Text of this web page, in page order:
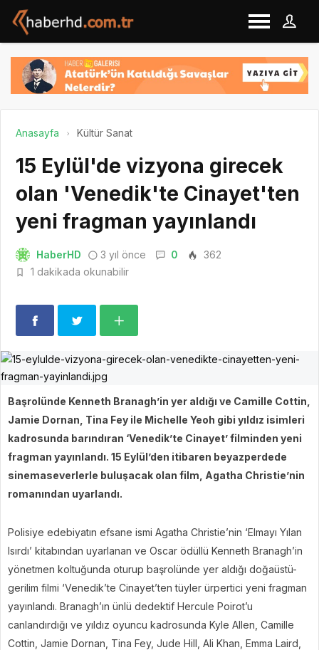
Anasayfa Kültür Sanat
15 Eylül'de vizyona girecek
olan 'Venedik'te Cinayet'ten
yeni fragman yayınlandı
HaberHD 3 yıl önce 0
362
1 dakikada okunabilir
Başrolünde Kenneth Branagh’in yer aldığı ve Camille Cottin,
Jamie Dornan, Tina Fey ile Michelle Yeoh gibi yıldız isimleri
kadrosunda barındıran ‘Venedik’te Cinayet’ filminden yeni
fragman yayınlandı. 15 Eylül’den itibaren beyazperdede
sinemaseverlerle buluşacak olan film, Agatha Christie’nin
romanından uyarlandı.
Polisiye edebiyatın efsane ismi Agatha Christie’nin ‘Elmayı Yılan
Isırdı’ kitabından uyarlanan ve Oscar ödüllü Kenneth Branagh’in
yönetmen koltuğunda oturup başrolünde yer aldığı doğaüstü-
gerilim filmi ‘Venedik’te Cinayet’ten tüyler ürpertici yeni fragman
yayınlandı. Branagh’ın ünlü dedektif Hercule Poirot’u
canlandırdığı ve yıldız oyuncu kadrosunda Kyle Allen, Camille
Cottin, Jamie Dornan, Tina Fey, Jude Hill, Ali Khan, Emma Laird,